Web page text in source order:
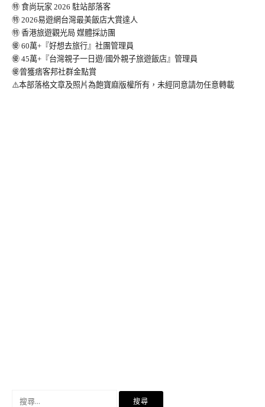
㊕ 食尚玩家 2026 駐站部落客
㊕ 2026易遊網台灣最美飯店大賞達人
㊕ 香港旅遊觀光局 媒體採訪團
㊝ 60萬+『好想去旅行』社團管理員
㊝ 45萬+『台灣親子一日遊/國外親子旅遊飯店』管理員
㊝曾獲痞客邦社群金點賞
⚠️本部落格文章及照片為飽寶麻版權所有，未經同意請勿任意轉載